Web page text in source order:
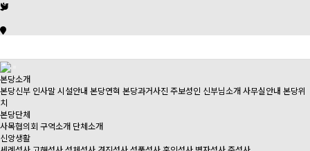
본당소개
본당신부 인사말시설안내 본당연혁 본당과거사진 주보성인 신부님소개사무실안내 본당위
치
본당단체
사목협의회 구역소개 단체소개
신앙생활